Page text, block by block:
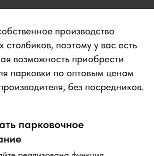
производство
столбиков, поэтому у вас есть
возможность приобрести
парковки по оптовым ценам
без посредников.
парковочное